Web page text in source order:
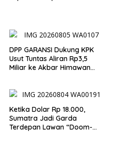
DPP GARANSI Dukung KPK
Usut Tuntas Aliran Rp3,5
Miliar ke Akbar Himawan
Ketika Dolar Rp 18.000,
Sumatra Jadi Garda
Terdepan Lawan “Doom-